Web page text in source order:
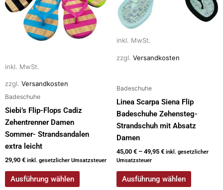
inkl. MwSt.
zzgl. Versandkosten
Badeschuhe
Siebi’s Flip-Flops Cadiz
Zehentrenner Damen
Sommer- Strandsandalen
extra leicht
29,90 € inkl. gesetzlicher Umsatzsteuer
Ausführung wählen
Varianten
Optionen
auf
Produktseite
gewählt
werden
inkl. MwSt.
zzgl. Versandkosten
Badeschuhe
Linea Scarpa Siena Flip
Badeschuhe Zehensteg-
Strandschuh mit Absatz
Damen
45,00 € – 49,95 € inkl. gesetzlicher
Umsatzsteuer
Ausführung wählen
Varianten
auf.
Die
Optionen
können
Produktseite
gewählt
werden